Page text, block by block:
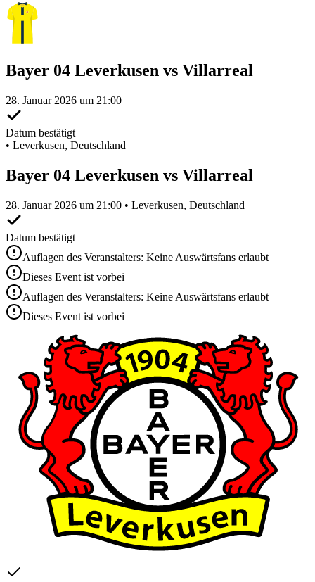
Bayer 04 Leverkusen vs Villarreal
28. Januar 2026 um 21:00
Datum bestätigt
• Leverkusen, Deutschland
Bayer 04 Leverkusen vs Villarreal
28. Januar 2026 um 21:00 • Leverkusen, Deutschland
Datum bestätigt
Auflagen des Veranstalters: Keine Auswärtsfans erlaubt
Dieses Event ist vorbei
Auflagen des Veranstalters: Keine Auswärtsfans erlaubt
Dieses Event ist vorbei